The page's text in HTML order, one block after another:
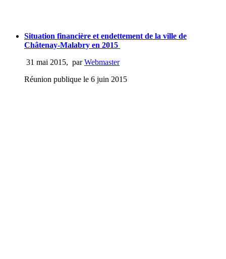
Situation financière et endettement de la ville de
Châtenay-Malabry en 2015
31 mai 2015, parWebmaster
Réunion publique le 6 juin 2015